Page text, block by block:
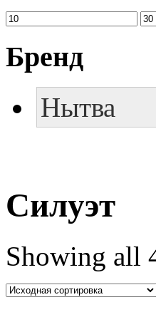
Бренд
Нытва
Силуэт
Showing all